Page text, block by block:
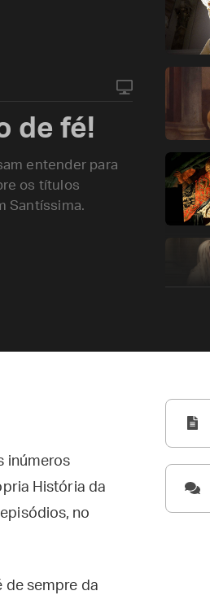
de fé!
entender para
os títulos
Santíssima.
inúmeros
História da
no
de sempre da